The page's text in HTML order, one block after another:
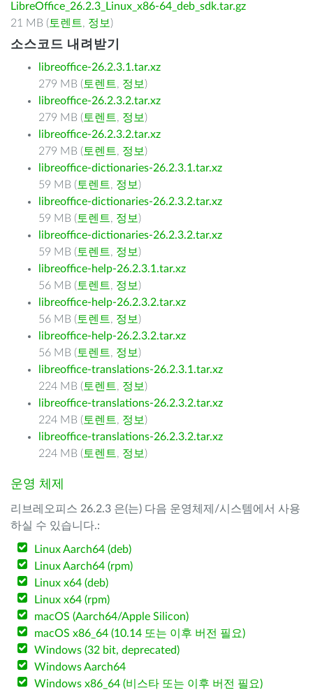
LibreOffice_26.2.3_Linux_x86-64_deb_sdk.tar.gz
21 MB ( 토렌트, 정보 )
소스코드 내려받기
libreoffice-26.2.3.1.tar.xz
279 MB ( 토렌트, 정보 )
libreoffice-26.2.3.2.tar.xz
279 MB ( 토렌트, 정보 )
libreoffice-26.2.3.2.tar.xz
279 MB ( 토렌트, 정보 )
libreoffice-dictionaries-26.2.3.1.tar.xz
59 MB ( 토렌트, 정보 )
libreoffice-dictionaries-26.2.3.2.tar.xz
59 MB ( 토렌트, 정보 )
libreoffice-dictionaries-26.2.3.2.tar.xz
59 MB ( 토렌트, 정보 )
libreoffice-help-26.2.3.1.tar.xz
56 MB ( 토렌트, 정보 )
libreoffice-help-26.2.3.2.tar.xz
56 MB ( 토렌트, 정보 )
libreoffice-help-26.2.3.2.tar.xz
56 MB ( 토렌트, 정보 )
libreoffice-translations-26.2.3.1.tar.xz
224 MB ( 토렌트, 정보 )
libreoffice-translations-26.2.3.2.tar.xz
224 MB ( 토렌트, 정보 )
libreoffice-translations-26.2.3.2.tar.xz
224 MB ( 토렌트, 정보 )
운영 체제
리브레오피스 26.2.3 은(는) 다음 운영체제/시스템에서 사용
하실 수 있습니다.:
Linux Aarch64 (deb)
Linux Aarch64 (rpm)
Linux x64 (deb)
Linux x64 (rpm)
macOS (Aarch64/Apple Silicon)
macOS x86_64 (10.14 또는 이후 버전 필요)
Windows (32 bit, deprecated)
Windows Aarch64
Windows x86_64 (비스타 또는 이후 버전 필요)